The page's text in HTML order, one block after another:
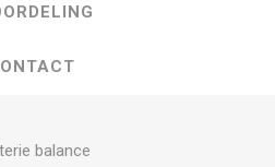
balance